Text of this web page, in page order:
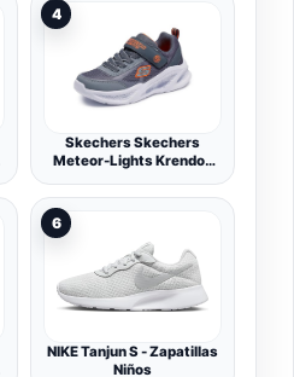
4
Skechers Skechers
Meteor-Lights Krendox
6
NIKE Tanjun S - Zapatillas
Niños